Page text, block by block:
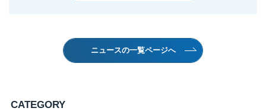
ニュースの一覧ページへ
CATEGORY